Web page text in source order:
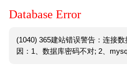
Database Error
(1040) 365建站错误警告：连接
因：1、数据库密码不对; 2、